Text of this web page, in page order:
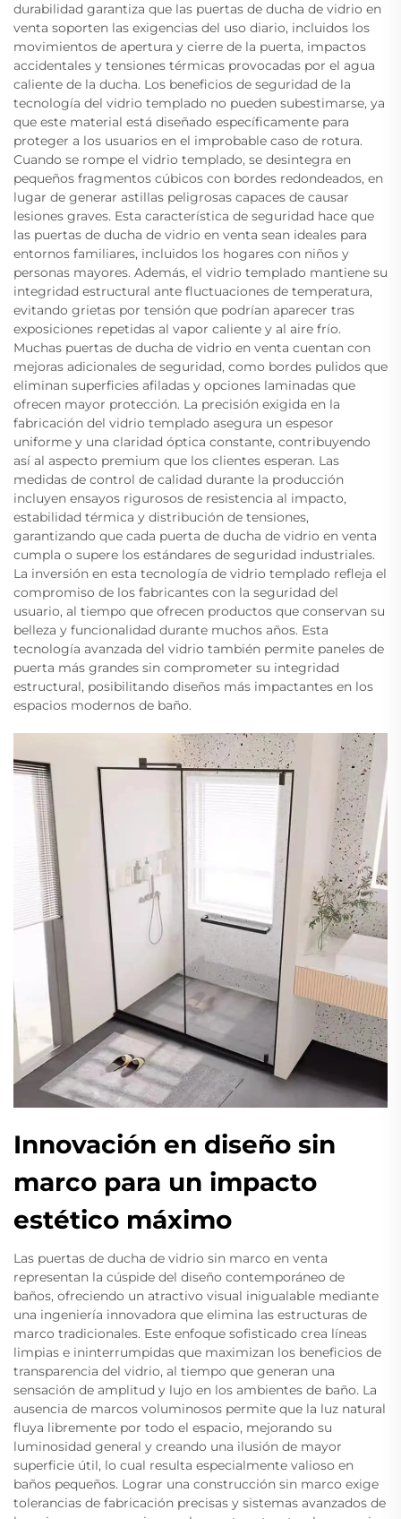
durabilidad garantiza que las puertas de ducha de vidrio en
venta soporten las exigencias del uso diario, incluidos los
movimientos de apertura y cierre de la puerta, impactos
accidentales y tensiones térmicas provocadas por el agua
caliente de la ducha. Los beneficios de seguridad de la
tecnología del vidrio templado no pueden subestimarse, ya
que este material está diseñado específicamente para
proteger a los usuarios en el improbable caso de rotura.
Cuando se rompe el vidrio templado, se desintegra en
pequeños fragmentos cúbicos con bordes redondeados, en
lugar de generar astillas peligrosas capaces de causar
lesiones graves. Esta característica de seguridad hace que
las puertas de ducha de vidrio en venta sean ideales para
entornos familiares, incluidos los hogares con niños y
personas mayores. Además, el vidrio templado mantiene su
integridad estructural ante fluctuaciones de temperatura,
evitando grietas por tensión que podrían aparecer tras
exposiciones repetidas al vapor caliente y al aire frío.
Muchas puertas de ducha de vidrio en venta cuentan con
mejoras adicionales de seguridad, como bordes pulidos que
eliminan superficies afiladas y opciones laminadas que
ofrecen mayor protección. La precisión exigida en la
fabricación del vidrio templado asegura un espesor
uniforme y una claridad óptica constante, contribuyendo
así al aspecto premium que los clientes esperan. Las
medidas de control de calidad durante la producción
incluyen ensayos rigurosos de resistencia al impacto,
estabilidad térmica y distribución de tensiones,
garantizando que cada puerta de ducha de vidrio en venta
cumpla o supere los estándares de seguridad industriales.
La inversión en esta tecnología de vidrio templado refleja el
compromiso de los fabricantes con la seguridad del
usuario, al tiempo que ofrecen productos que conservan su
belleza y funcionalidad durante muchos años. Esta
tecnología avanzada del vidrio también permite paneles de
puerta más grandes sin comprometer su integridad
estructural, posibilitando diseños más impactantes en los
espacios modernos de baño.
Innovación en diseño sin
marco para un impacto
estético máximo
Las puertas de ducha de vidrio sin marco en venta
representan la cúspide del diseño contemporáneo de
baños, ofreciendo un atractivo visual inigualable mediante
una ingeniería innovadora que elimina las estructuras de
marco tradicionales. Este enfoque sofisticado crea líneas
limpias e ininterrumpidas que maximizan los beneficios de
transparencia del vidrio, al tiempo que generan una
sensación de amplitud y lujo en los ambientes de baño. La
ausencia de marcos voluminosos permite que la luz natural
fluya libremente por todo el espacio, mejorando su
luminosidad general y creando una ilusión de mayor
superficie útil, lo cual resulta especialmente valioso en
baños pequeños. Lograr una construcción sin marco exige
tolerancias de fabricación precisas y sistemas avanzados de